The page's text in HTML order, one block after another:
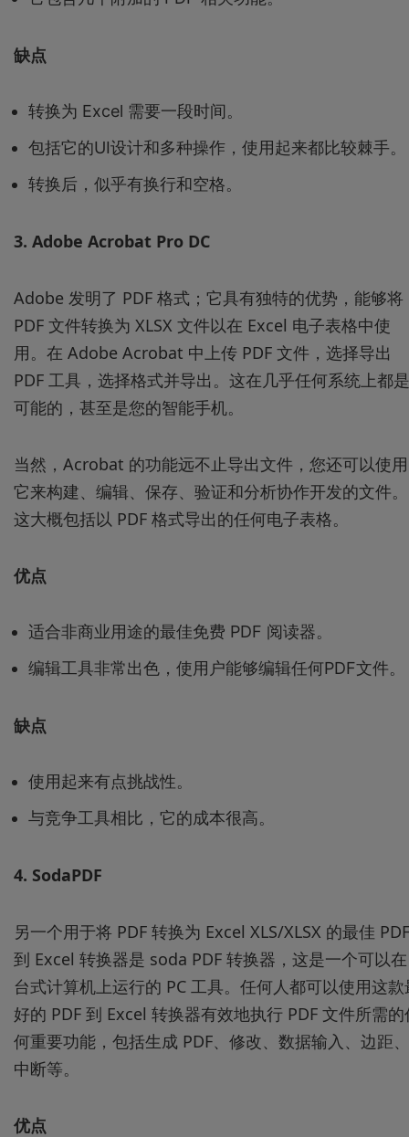
缺点
转换为 Excel 需要一段时间。
包括它的UI设计和多种操作，使用起来都比较棘手。
转换后，似乎有换行和空格。
3. Adobe Acrobat Pro DC
Adobe 发明了 PDF 格式；它具有独特的优势，能够将
PDF 文件转换为 XLSX 文件以在 Excel 电子表格中使
用。在 Adob​​e Acrobat 中上传 PDF 文件，选择导出
PDF 工具，选择格式并导出。这在几乎任何系统上都是
可能的，甚至是您的智能手机。
当然，Acrobat 的功能远不止导出文件，您还可以使用
它来构建、编辑、保存、验证和分析协作开发的文件。
这大概包括以 PDF 格式导出的任何电子表格。
优点
适合非商业用途的最佳免费 PDF 阅读器。
编辑工具非常出色，使用户能够编辑任何PDF文件。
缺点
使用起来有点挑战性。
与竞争工具相比，它的成本很高。
4. SodaPDF
另一个用于将 PDF 转换为 Excel XLS/XLSX 的最佳 PDF
到 Excel 转换器是 soda PDF 转换器，这是一个可以在
台式计算机上运行的 PC 工具。任何人都可以使用这款
好的 PDF 到 Excel 转换器有效地执行 PDF 文件所需的
何重要功能，包括生成 PDF、修改、数据输入、边距、
中断等。
优点